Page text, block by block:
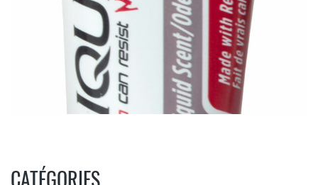
CATÉGORIES